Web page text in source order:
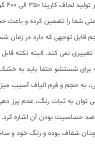
است.
شما را تضمین کرده و
قابل توجهی که دارد در زمان
نمی کند. البته نکته
برای شستشو حتما باید به
به حجم و فرم الیاف آسیب
به ﺛﺒﺎت رﻧﮓ، ﻋﺪم ﭘﺮز
ضد حساسیت بودن آن اشاره
شفاف بوده و رنگ خود و